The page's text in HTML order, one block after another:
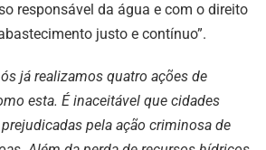
responsável da água e com o direito
justo e contínuo”.
já realizamos quatro ações de
esta. É inaceitável que cidades
pela ação criminosa de